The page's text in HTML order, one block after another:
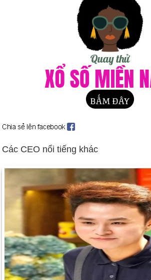
Bắc Kinh biểu tình cho dân chủ; hỗn loạn
gia (giữa tháng 5 và tiếp theo). Hàng
tại Quảng trường Thiên An Môn khi các
Quốc có đường lối cứng rắn đối với
(ngày 4 tháng 6 và tiếp theo).
Mikhail S. Gorbachev được bầu làm Tổng
25 tháng 5).
P. W. Botha từ chức Tổng thống Nam Phi
Đặng Tiểu Bình từ chức lãnh đạo Trung
11).
tháng 11).
Cộng sản (ngày 30 tháng 11).
Cuộc nổi dậy ở Romania lật đổ chính phủ
tháng 12 và tiếp theo); Tổng thống
hành quyết (ngày 25 tháng 12).
Quân đội Hoa Kỳ xâm lược Panama, tìm
Manuel Noriega (ngày 20 tháng 12).
Ngày sinh Nguyễn Hồng Nhung
sử
Các CEO nổi tiếng khác